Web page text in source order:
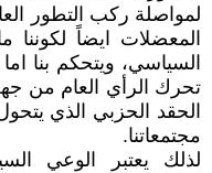
لمواصلة ركب التطور
المعضلات ايضاً
السياسي، ويتحكم بنا اما
تحرك الرأي العام من
الحقد الحزبي الذي
مجتمعاتنا.
لذلك يعتبر الوعي